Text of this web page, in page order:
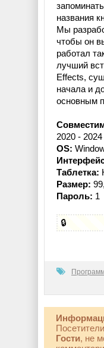
названия
Мы
чтобы он
работал
лучший
Effects,
начала и
основным
2020 - 2024
OS:
Таблетка:
Размер:
Пароль: 1
🔒
Гости, не